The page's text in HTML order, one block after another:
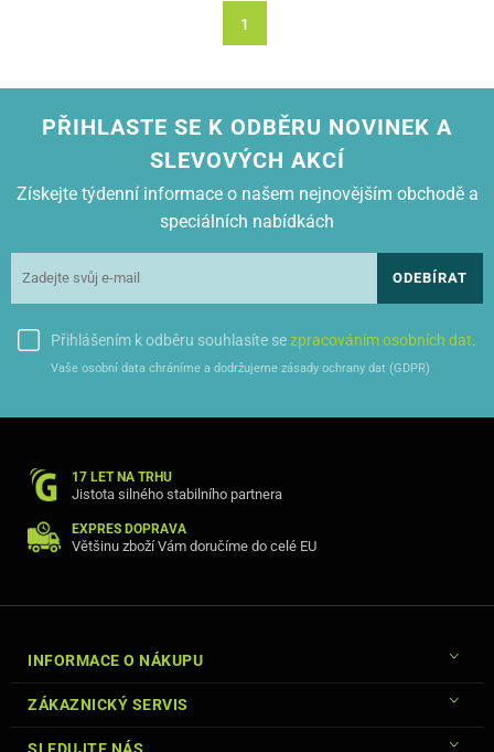
1
PŘIHLASTE SE K ODBĚRU NOVINEK A
SLEVOVÝCH AKCÍ
Získejte týdenní informace o našem nejnovějším obchodě a
speciálních nabídkách
ODEBÍRAT
Přihlášením k odběru souhlasíte sezpracováním osobních dat.
Vaše osobní data chráníme a dodržujeme zásady ochrany dat (GDPR)
17 LET NA TRHU
Jistota silného stabilního partnera
EXPRES DOPRAVA
Většinu zboží Vám doručíme do celé EU
INFORMACE O NÁKUPU
ZÁKAZNICKÝ SERVIS
SLEDUJTE NÁS